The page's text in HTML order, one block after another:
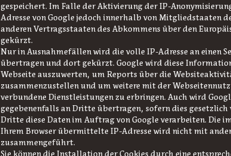
gespeichert. Im Falle der Aktivierung der IP-
Adresse von Google jedoch innerhalb von Mitgliedstaaten
anderen Vertragsstaaten des Abkommens über den
gekürzt.
Nur in Ausnahmefällen wird die volle IP-Adresse an einen
übertragen und dort gekürzt. Google wird diese
Webseite auszuwerten, um Reports über die
zusammenzustellen und um weitere mit der
verbundene Dienstleistungen zu erbringen. Auch wird
gegebenenfalls an Dritte übertragen, sofern dies gesetzlich
Dritte diese Daten im Auftrag von Google verarbeiten. Die
Ihrem Browser übermittelte IP-Adresse wird nicht mit
zusammengeführt.
Sie können die Installation der Cookies durch eine